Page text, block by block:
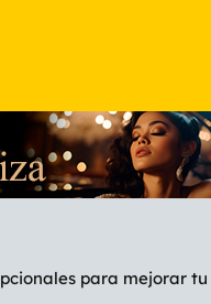
para mejorar